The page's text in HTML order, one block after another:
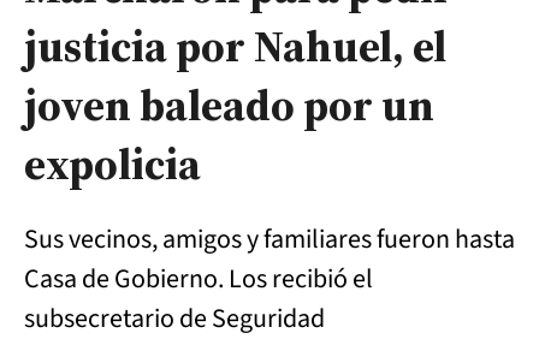
justicia por Nahuel, el
joven baleado por un
expolicia
Sus vecinos, amigos y familiares fueron hasta
Casa de Gobierno. Los recibió el
subsecretario de Seguridad